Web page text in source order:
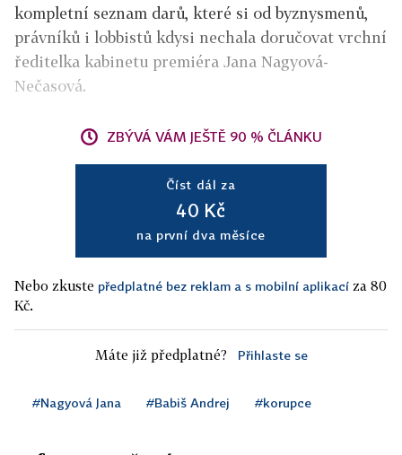
kompletní seznam darů, které si od byznysmenů,
právníků i lobbistů kdysi nechala doručovat vrchní
ředitelka kabinetu premiéra Jana Nagyová-
Nečasová.
ZBÝVÁ VÁM JEŠTĚ 90 % ČLÁNKU
Číst dál za
40 Kč
na první dva měsíce
Nebo zkuste předplatné bez reklam a s mobilní aplikací za 80
Kč.
Máte již předplatné? Přihlaste se
#Nagyová Jana #Babiš Andrej #korupce